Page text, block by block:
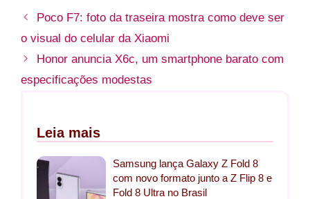
Poco F7: foto da traseira mostra como deve ser
o visual do celular da Xiaomi
Honor anuncia X6c, um smartphone barato com
especificações modestas
Leia mais
Samsung lança Galaxy Z Fold 8
com novo formato junto a Z Flip 8 e
Fold 8 Ultra no Brasil